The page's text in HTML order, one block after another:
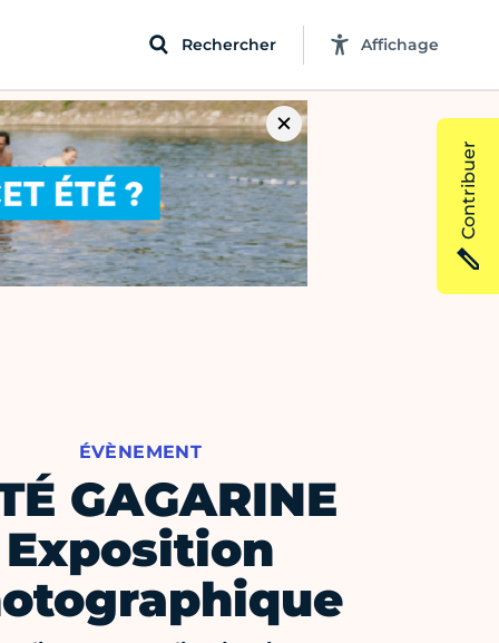
Rechercher Affichage
ÉVÈNEMENT
GAGARINE
Exposition
Contribuer